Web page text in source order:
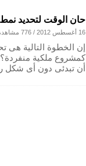
حان الوقت لتحديد
16 أغسطس 2012 / 776 مشاهدة
إن الخطوة التالية هى
كمشروع ملكية
أن تبدئى دون أى شكل